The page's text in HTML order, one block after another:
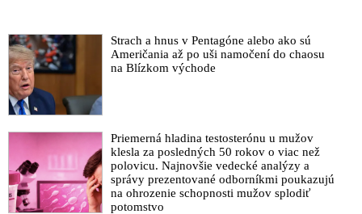
Strach a hnus v Pentagóne alebo ako sú
Američania až po uši namočení do chaosu
na Blízkom východe
Priemerná hladina testosterónu u mužov
klesla za posledných 50 rokov o viac než
polovicu. Najnovšie vedecké analýzy a
správy prezentované odborníkmi poukazujú
na ohrozenie schopnosti mužov splodiť
potomstvo